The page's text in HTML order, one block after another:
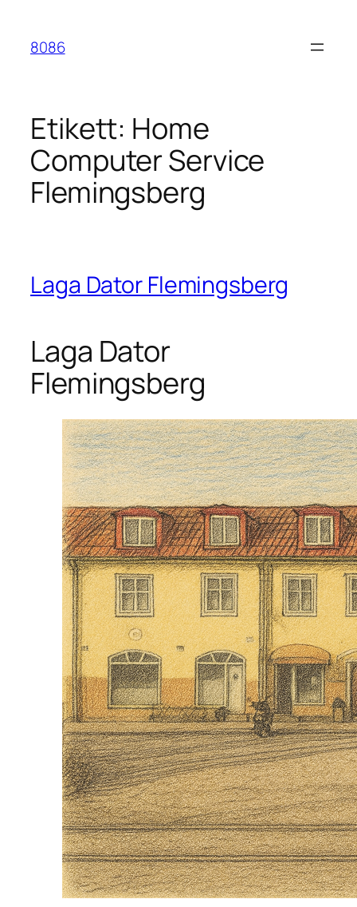
innehåll
8086
Etikett: Home
Computer Service
Flemingsberg
Laga Dator Flemingsberg
Laga Dator
Flemingsberg